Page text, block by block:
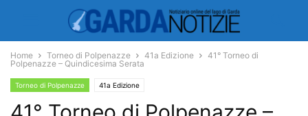
Home Torneo di Polpenazze 41a Edizione
41° Torneo di
Polpenazze – Quindicesima Serata
Torneo di Polpenazze 41a Edizione